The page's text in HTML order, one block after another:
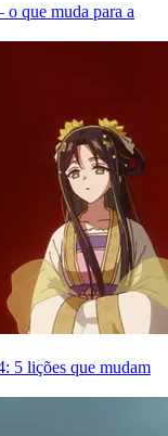
que muda para a
5 lições que mudam